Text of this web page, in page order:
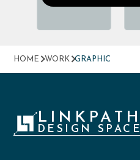
HOME WORK GRAPHIC
LINKPATH
DESIGN SPACE